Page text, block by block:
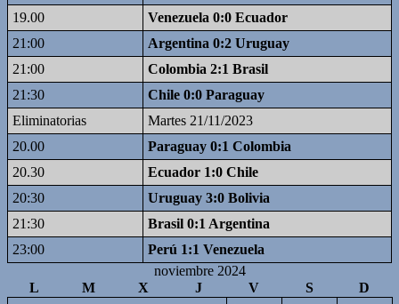
19.00
Venezuela 0:0 Ecuador
21:00
Argentina 0:2 Uruguay
21:00
Colombia 2:1 Brasil
21:30
Chile 0:0 Paraguay
Eliminatorias
Martes 21/11/2023
20.00
Paraguay 0:1 Colombia
20.30
Ecuador 1:0 Chile
20:30
Uruguay 3:0 Bolivia
21:30
Brasil 0:1 Argentina
23:00
Perú 1:1 Venezuela
noviembre 2024
L
M X J V S
D